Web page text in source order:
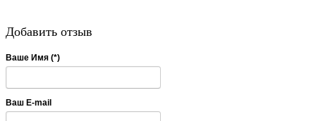
Добавить отзыв
Ваше Имя (*)
Ваш E-mail